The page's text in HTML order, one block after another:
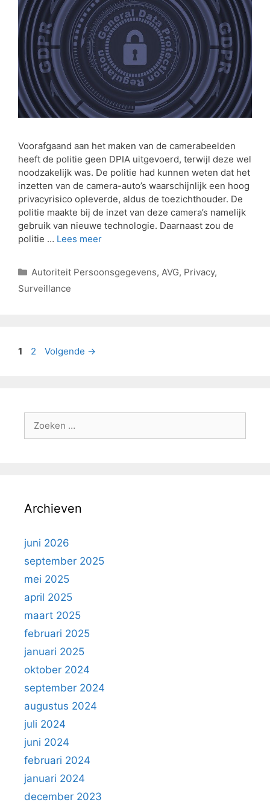
Voorafgaand aan het maken van de camerabeelden
heeft de politie geen DPIA uitgevoerd, terwijl deze wel
noodzakelijk was. De politie had kunnen weten dat het
inzetten van de camera-auto’s waarschijnlijk een hoog
privacyrisico opleverde, aldus de toezichthouder. De
politie maakte bij de inzet van deze camera’s namelijk
gebruik van nieuwe technologie. Daarnaast zou de
politie … Lees meer
Autoriteit Persoonsgegevens, AVG, Privacy,
Surveillance
1 2 Volgende →
Archieven
juni 2026
september 2025
mei 2025
april 2025
maart 2025
februari 2025
januari 2025
oktober 2024
september 2024
augustus 2024
juli 2024
juni 2024
februari 2024
januari 2024
december 2023